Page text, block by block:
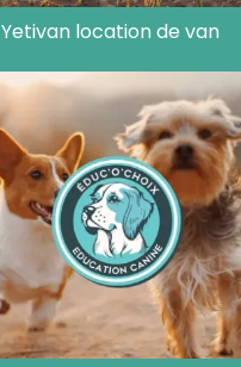
Yetivan location de van